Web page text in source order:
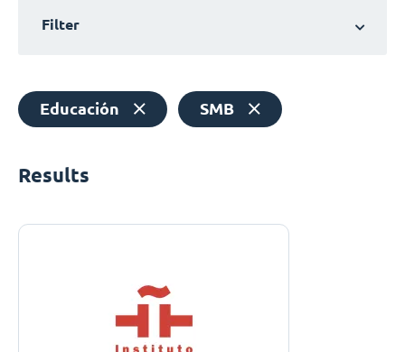
Filter
Educación SMB
Results